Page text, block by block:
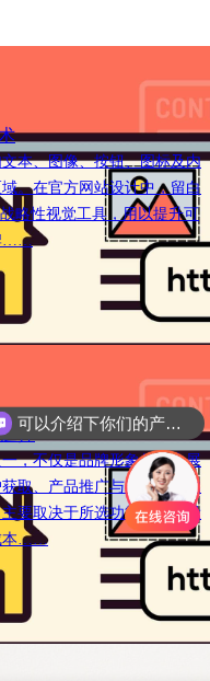
本、图像、按钮、图标及内
。在官方网站设计中，留白
略性视觉工具，用以提升可
……
择
，不仅是品牌形象的线上展
取、产品推广与客户服务的
要取决于所选功能模块、设
本……
可以介绍下你们的产品么